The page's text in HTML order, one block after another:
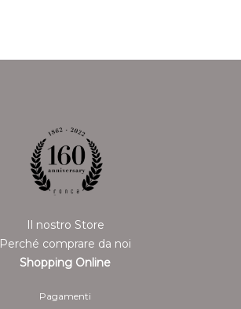
Il nostro Store
Perché comprare da noi
Shopping Online
Pagamenti